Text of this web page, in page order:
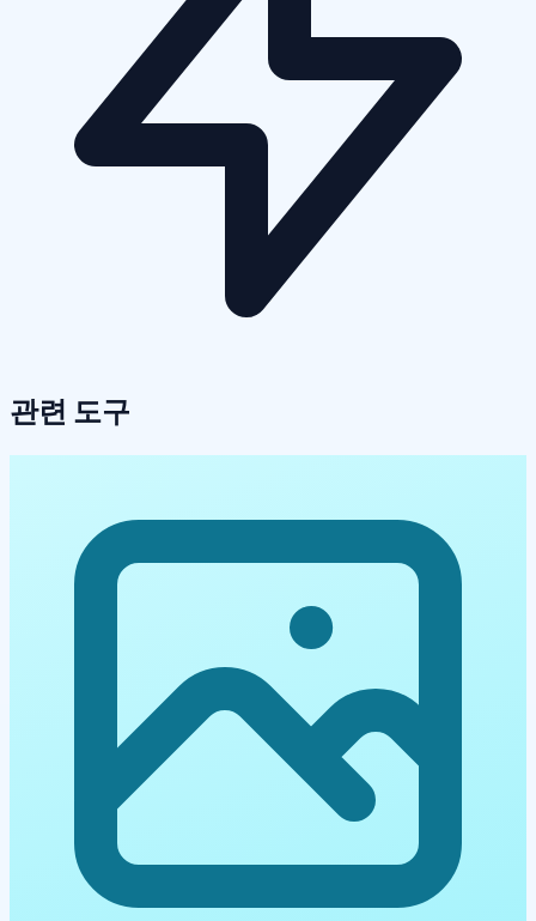
관련 도구